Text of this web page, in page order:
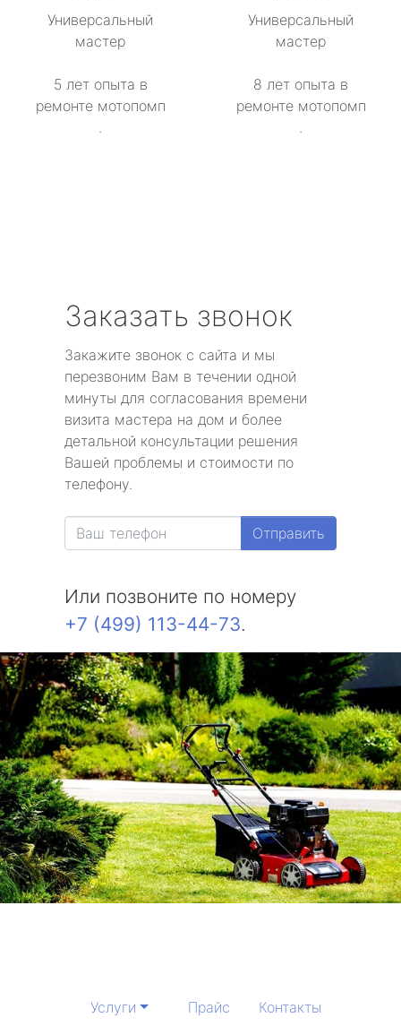
Универсальный
мастер
5 лет опыта в
ремонте мотопомп
.
Универсальный
мастер
8 лет опыта в
ремонте мотопомп
.
Заказать звонок
Закажите звонок с сайта и мы
перезвоним Вам в течении одной
минуты для согласования времени
визита мастера на дом и более
детальной консультации решения
Вашей проблемы и стоимости по
телефону.
Отправить
Или позвоните по номеру
+7 (499) 113-44-73.
Услуги Прайс Контакты